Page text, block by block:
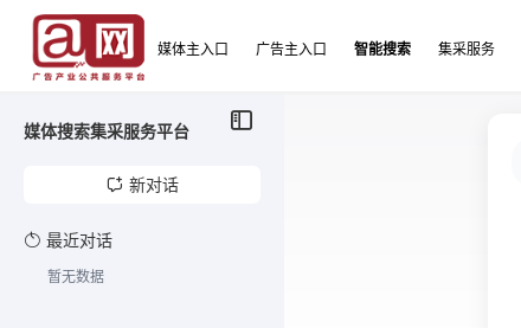
媒体主入口 广告主入口 智能搜索 集采服务
媒体搜索集采服务平台
新对话
最近对话
暂无数据